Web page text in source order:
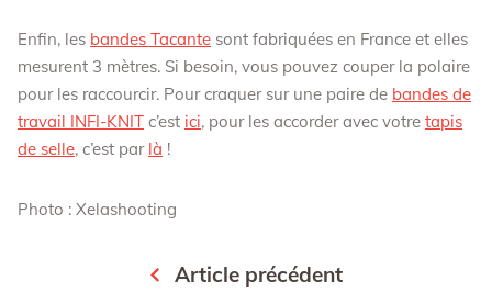
Enfin, les bandes Tacante sont fabriquées en France et elles
mesurent 3 mètres. Si besoin, vous pouvez couper la polaire
pour les raccourcir. Pour craquer sur une paire de bandes de
travail INFI-KNIT c’est ici, pour les accorder avec votre tapis
de selle, c’est par là !
Photo : Xelashooting
Article précédent